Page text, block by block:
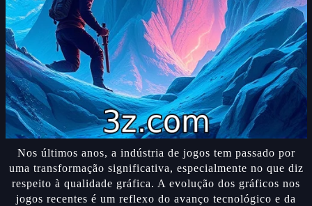
Nos últimos anos, a indústria de jogos tem passado por
uma transformação significativa, especialmente no que diz
respeito à qualidade gráfica. A evolução dos gráficos nos
jogos recentes é um reflexo do avanço tecnológico e da